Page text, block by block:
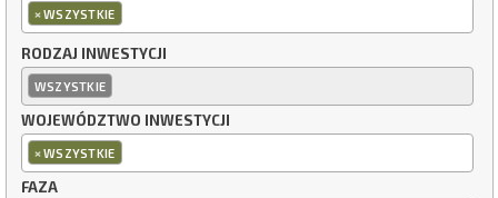
×WSZYSTKIE
RODZAJ INWESTYCJI
WSZYSTKIE
WOJEWÓDZTWO INWESTYCJI
×WSZYSTKIE
FAZA